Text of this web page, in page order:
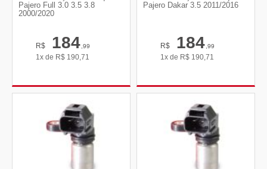
Pajero Full 3.0 3.5 3.8
2000/2020
R$ 184,99
1x de R$ 190,71
Pajero Dakar 3.5 2011/2016
R$ 184,99
1x de R$ 190,71